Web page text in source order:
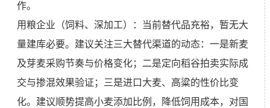
作。
用粮企业（饲料、深加工）：当前替代品充裕，暂无大
量建库必要。建议关注三大替代渠道的动态：一是新麦
及芽麦采购节奏与价格变化；二是定向稻谷拍卖实际成
交与掺混效果验证；三是进口大麦、高粱的性价比变
化。建议顺势提高小麦添加比例，降低饲用成本，对国